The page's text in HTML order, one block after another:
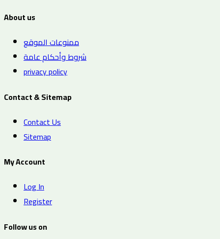
About us
ممنوعات الموقع
شروط وأحكام عامة
privacy policy
Contact & Sitemap
Contact Us
Sitemap
My Account
Log In
Register
Follow us on